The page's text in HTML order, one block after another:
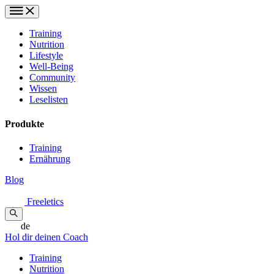
Training
Nutrition
Lifestyle
Well-Being
Community
Wissen
Leselisten
Produkte
Training
Ernährung
Blog
Freeletics
de
Hol dir deinen Coach
Training
Nutrition